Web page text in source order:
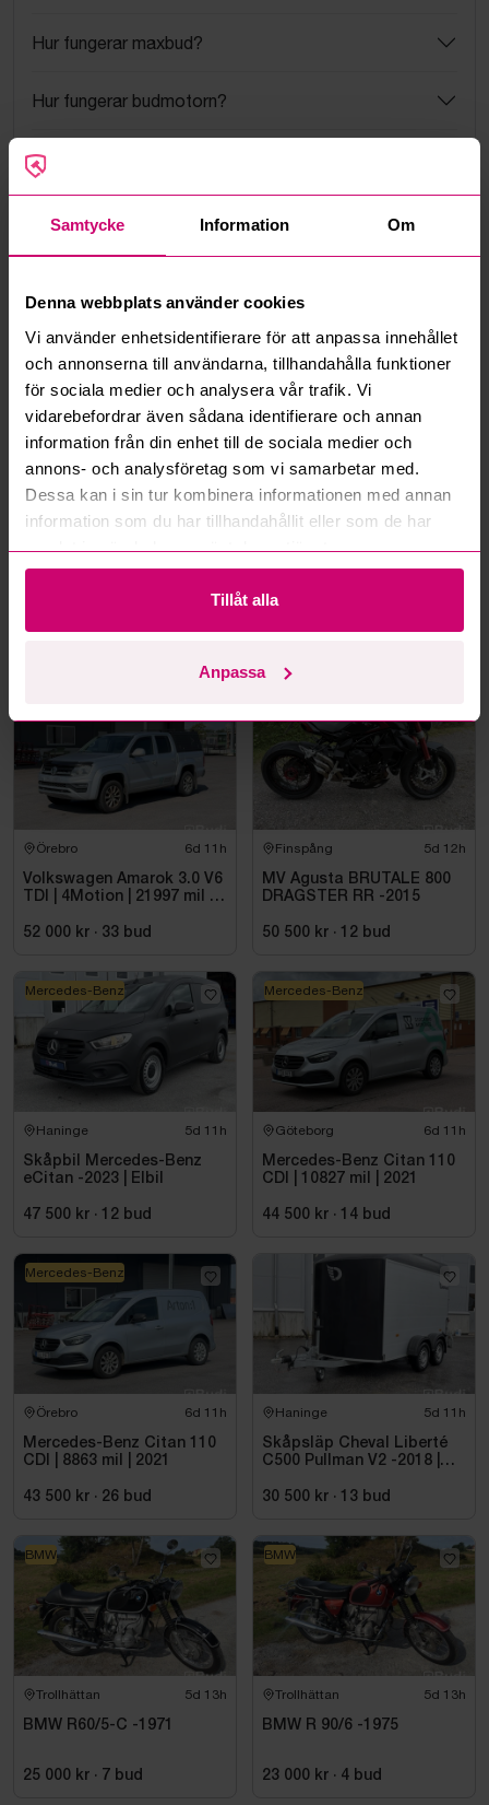
Samtycke Information Om
Denna webbplats använder cookies
Vi använder enhetsidentifierare för att anpassa innehållet
och annonserna till användarna, tillhandahålla funktioner
för sociala medier och analysera vår trafik. Vi
vidarebefordrar även sådana identifierare och annan
information från din enhet till de sociala medier och
annons- och analysföretag som vi samarbetar med.
Dessa kan i sin tur kombinera informationen med annan
information som du har tillhandahållit eller som de har
samlat in när du har använt deras tjänster.
Tillåt alla
Anpassa
Hur fungerar maxbud?
Hur fungerar budmotorn?
Kan jag ångra ett bud?
Kan ni frakta mina vunna objekt?
Mer från samma kategori
Leksand 5d 13h
1970 – Autobiography –
Österåker 6d 17h
Arbetsbåt MS Boat W610
kW -2024 | Elbåt | 6,00
Örebro 6d 11h
Volkswagen Amarok 3.0 V6
TDI | 4Motion | 21997 mil |
52 000 kr · 33 bud
Finspång 5d 12h
MV Agusta BRUTALE 800
DRAGSTER RR -2015
50 500 kr · 12 bud
Haninge 5d 11h
Skåpbil Mercedes-Benz
eCitan -2023 | Elbil
47 500 kr · 12 bud
Mercedes-Benz
Göteborg 6d 11h
Mercedes-Benz Citan 110
CDI | 10827 mil | 2021
44 500 kr · 14 bud
Mercedes-Benz
Örebro 6d 11h
Mercedes-Benz Citan 110
CDI | 8863 mil | 2021
43 500 kr · 26 bud
Mercedes-Benz
Haninge 5d 11h
Skåpsläp Cheval Liberté
C500 Pullman V2 -2018 |
30 500 kr · 13 bud
Trollhättan 5d 13h
BMW R60/5-C -1971
25 000 kr · 7 bud
BMW
Trollhättan 5d 13h
BMW R 90/6 -1975
23 000 kr · 4 bud
BMW